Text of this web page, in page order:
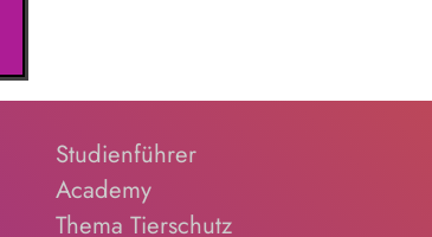
Nachhaltigkeit,
die Erstellung des Nachhaltigkeitsberichts und
(insb. CO2-Bilanz) eingebunden.
Studienführer
Academy
Thema Tierschutz